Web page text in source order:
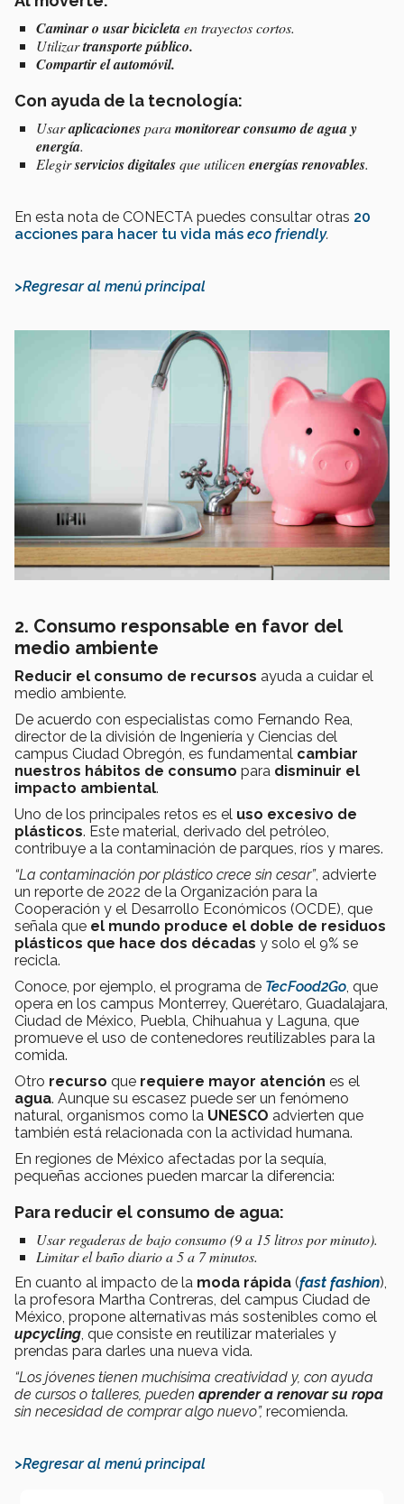
Caminar o usar bicicletaen trayectos cortos.
Utilizartransporte público.
Compartir el automóvil.
Con ayuda de la tecnología:
Usaraplicacionesparamonitorear consumo de agua y
energía.
Elegirservicios digitalesque utilicenenergías renovables.
En esta nota de CONECTA puedes consultar otras 20
acciones para hacer tu vida más eco friendly.
>Regresar al menú principal
2. Consumo responsable en favor del
medio ambiente
Reducir el consumo de recursos ayuda a cuidar el
medio ambiente.
De acuerdo con especialistas como Fernando Rea,
director de la división de Ingeniería y Ciencias del
campus Ciudad Obregón, es fundamental cambiar
nuestros hábitos de consumo para disminuir el
impacto ambiental.
Uno de los principales retos es el uso excesivo de
plásticos. Este material, derivado del petróleo,
contribuye a la contaminación de parques, ríos y mares.
“La contaminación por plástico crece sin cesar”, advierte
un reporte de 2022 de la Organización para la
Cooperación y el Desarrollo Económicos (OCDE), que
señala que el mundo produce el doble de residuos
plásticos que hace dos décadas y solo el 9% se
recicla.
Conoce, por ejemplo, el programa de TecFood2Go, que
opera en los campus Monterrey, Querétaro, Guadalajara,
Ciudad de México, Puebla, Chihuahua y Laguna, que
promueve el uso de contenedores reutilizables para la
comida.
Otro recurso que requiere mayor atención es el
agua. Aunque su escasez puede ser un fenómeno
natural, organismos como la UNESCO advierten que
también está relacionada con la actividad humana.
En regiones de México afectadas por la sequía,
pequeñas acciones pueden marcar la diferencia:
Para reducir el consumo de agua:
Usar regaderas de bajo consumo (9 a 15 litros por minuto).
Limitar el baño diario a 5 a 7 minutos.
En cuanto al impacto de la moda rápida (fast fashion),
la profesora Martha Contreras, del campus Ciudad de
México, propone alternativas más sostenibles como el
upcycling, que consiste en reutilizar materiales y
prendas para darles una nueva vida.
“Los jóvenes tienen muchísima creatividad y, con ayuda
de cursos o talleres, pueden aprender a renovar su ropa
sin necesidad de comprar algo nuevo”, recomienda.
>Regresar al menú principal